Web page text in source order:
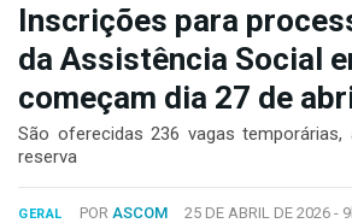
J3NEWS
COLUNAS
Inscrições para
da Assistência Social
começam dia 27 de
São oferecidas 236 vagas
reserva
GERAL POR ASCOM 25 DE ABRIL DE 2026 -